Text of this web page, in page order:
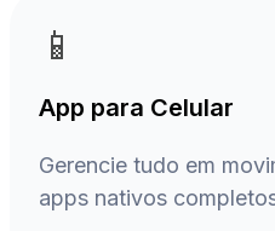
📱
App para Celular
Gerencie tudo em
apps nativos